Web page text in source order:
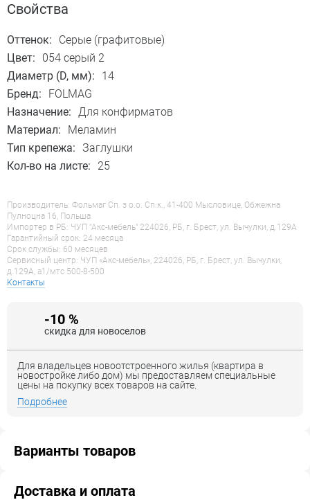
Свойства
Оттенок:
Серые (графитовые)
Цвет:
054 серый 2
Диаметр (D, мм):
14
Бренд:
FOLMAG
Назначение: Для конфирматов
Материал:
Меламин
Тип крепежа: Заглушки
Кол-во на листе:
25
Производитель: Фольмаг Сп. з о.о. Сп.к., 41-400 Мысловице, Обжежна
Пулноцна 16, Польша
Импортер в РБ: ЧУП "Акс-мебель" 224026, РБ, г. Брест, ул. Вычулки, д.129А
Гарантийный срок: 24 месяца
Срок службы: 60 месяцев
Сервисный центр: ЧУП «Акс-мебель», 224026, РБ, г. Брест, ул. Вычулки,
д.129А, a1/мтс 500-8-500
Контакты
-10 %
скидка для новоселов
Для владельцев новоотстроенного жилья (квартира в
новостройке либо дом) мы предоставляем специальные
цены на покупку всех товаров на сайте.
Подробнее
Варианты товаров
Доставка и оплата